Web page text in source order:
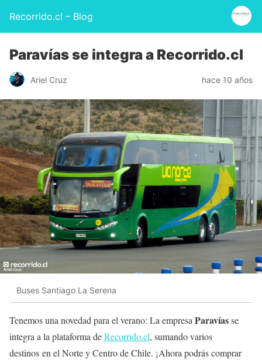
Recorrido.cl – Blog
Paravías se integra a Recorrido.cl
Ariel Cruz hace 10 años
Buses Santiago La Serena
Tenemos una novedad para el verano: La empresaParavíasse
integra a la plataforma deRecorrido.cl, sumando varios
destinos en el Norte y Centro de Chile. ¡Ahora podrás comprar